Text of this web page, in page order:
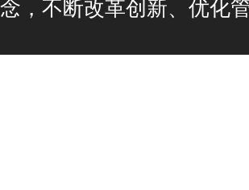
念，不断改革创新、优化